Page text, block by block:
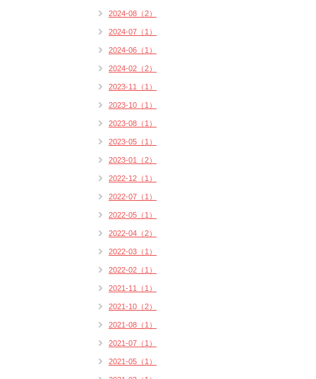
2024-08（2）
2024-07（1）
2024-06（1）
2024-02（2）
2023-11（1）
2023-10（1）
2023-08（1）
2023-05（1）
2023-01（2）
2022-12（1）
2022-07（1）
2022-05（1）
2022-04（2）
2022-03（1）
2022-02（1）
2021-11（1）
2021-10（2）
2021-08（1）
2021-07（1）
2021-05（1）